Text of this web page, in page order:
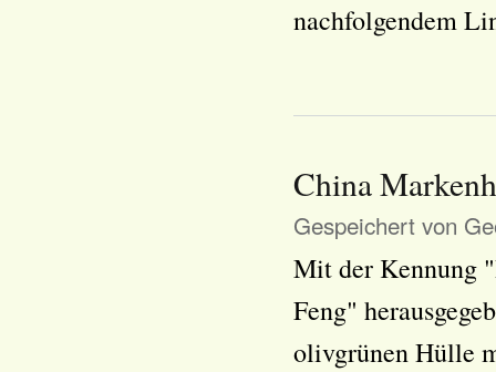
nachfolgendem
China
Gespeichert von
Mit der Kennung
Feng"
olivgrünen Hülle